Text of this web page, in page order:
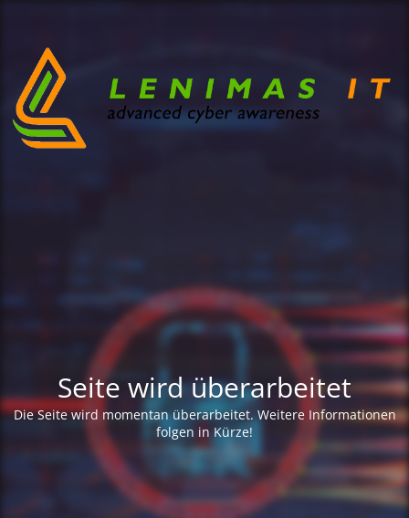
Seite wird überarbeitet
Die Seite wird momentan überarbeitet. Weitere Informationen
folgen in Kürze!